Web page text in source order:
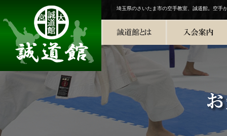
埼玉県のさいたま市の空手教室、誠道館。空手